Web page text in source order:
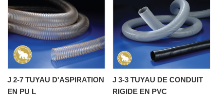
J 2-7 TUYAU D'ASPIRATION
EN PU L
J 3-3 TUYAU DE CONDUIT
RIGIDE EN PVC